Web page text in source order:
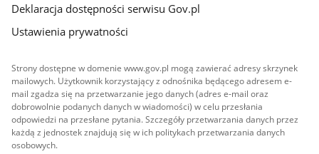
Deklaracja dostępności serwisu Gov.pl
Ustawienia prywatności
Strony dostępne w domenie www.gov.pl mogą zawierać adresy skrzynek
mailowych. Użytkownik korzystający z odnośnika będącego adresem e-
mail zgadza się na przetwarzanie jego danych (adres e-mail oraz
dobrowolnie podanych danych w wiadomości) w celu przesłania
odpowiedzi na przesłane pytania. Szczegóły przetwarzania danych przez
każdą z jednostek znajdują się w ich politykach przetwarzania danych
osobowych.